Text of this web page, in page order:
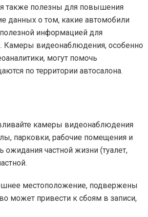
также полезны для повышения
данных о том, какие автомобили
информацией для
Камеры видеонаблюдения, особенно
могут помочь
по территории автосалона.
камеры видеонаблюдения
парковки, рабочие помещения и
ожидания частной жизни (туалет,
местоположение, подвержены
может привести к сбоям в записи,